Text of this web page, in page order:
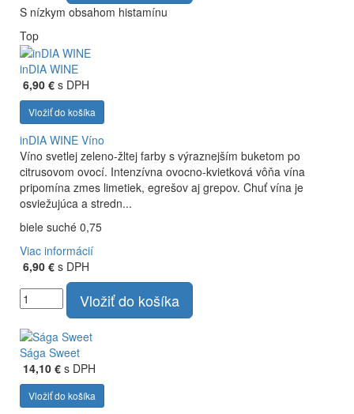
S nízkym obsahom histamínu
Top
inDIA WINE
6,90 € s DPH
Vložiť do košíka
inDIA WINE Víno
Víno svetlej zeleno-žltej farby s výraznejším buketom po
citrusovom ovocí. Intenzívna ovocno-kvietková vôňa vína
pripomína zmes limetiek, egrešov aj grepov. Chuť vína je
osviežujúca a stredn...
biele suché 0,75
Viac informácií
6,90 € s DPH
Vložiť do košíka
Sága Sweet
14,10 € s DPH
Vložiť do košíka